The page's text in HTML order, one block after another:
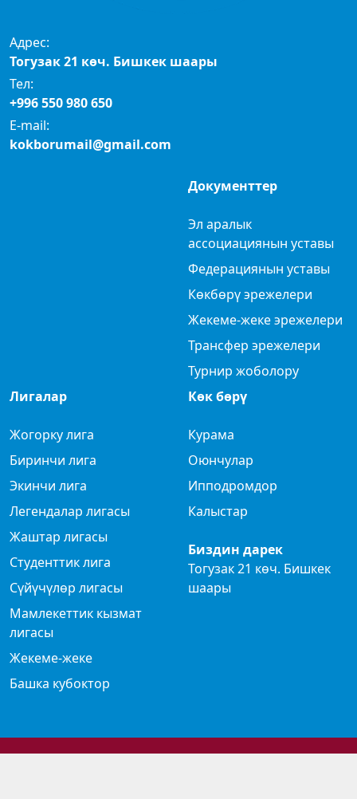
Адрес:
Тогузак 21 көч. Бишкек шаары
Тел:
+996 550 980 650
E-mail:
kokborumail@gmail.com
Документтер
Эл аралык
ассоциациянын уставы
Федерациянын уставы
Көкбөрү эрежелери
Жекеме-жеке эрежелери
Трансфер эрежелери
Турнир жоболору
Лигалар
Жогорку лига
Биринчи лига
Экинчи лига
Легендалар лигасы
Жаштар лигасы
Студенттик лига
Сүйүчүлөр лигасы
Мамлекеттик кызмат
лигасы
Жекеме-жеке
Башка кубоктор
Көк бөрү
Курама
Оюнчулар
Ипподромдор
Калыстар
Биздин дарек
Тогузак 21 көч. Бишкек
шаары